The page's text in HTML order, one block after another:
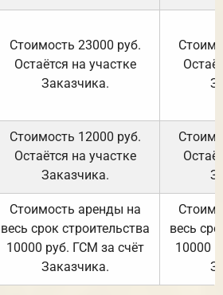
Стоимость 23000 руб.
Остаётся на участке
Заказчика.
Стоимость 12000 руб.
Остаётся на участке
Заказчика.
Стоимость аренды на
весь срок строительства
10000 руб. ГСМ за счёт
Заказчика.
весь
10000